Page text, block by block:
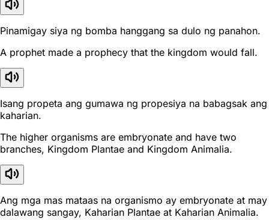
Pinamigay siya ng bomba hanggang sa dulo ng panahon.
A prophet made a prophecy that the kingdom would fall.
Isang propeta ang gumawa ng propesiya na babagsak ang
kaharian.
The higher organisms are embryonate and have two
branches, Kingdom Plantae and Kingdom Animalia.
Ang mga mas mataas na organismo ay embryonate at may
dalawang sangay, Kaharian Plantae at Kaharian Animalia.